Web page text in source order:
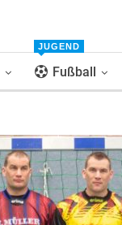
Fußball
JUGEND